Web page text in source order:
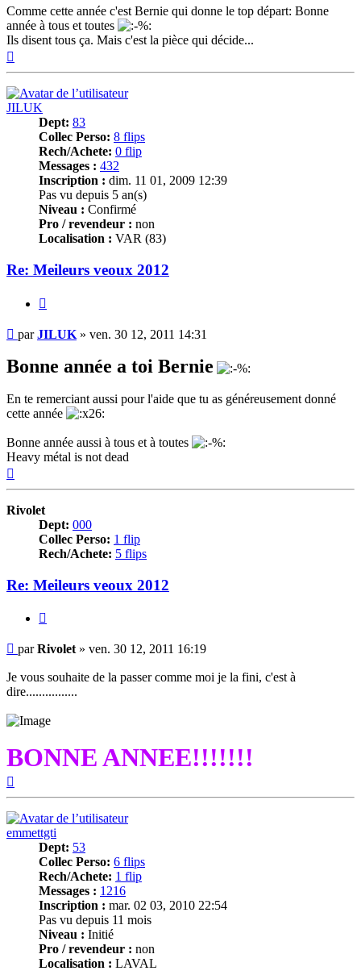
Comme cette année c'est Bernie qui donne le top départ: Bonne
année à tous et toutes
Ils disent tous ça. Mais c'est la pièce qui décide...
JILUK
Dept: 83
Collec Perso: 8 flips
Rech/Achete: 0 flip
Messages : 432
Inscription : dim. 11 01, 2009 12:39
Pas vu depuis 5 an(s)
Niveau : Confirmé
Pro / revendeur : non
Localisation : VAR (83)
Re: Meileurs veoux 2012
Message
parJILUK » ven. 30 12, 2011 14:31
Bonne année a toi Bernie
En te remerciant aussi pour l'aide que tu as généreusement donné
cette année
Bonne année aussi à tous et à toutes
Heavy métal is not dead
Rivolet
Dept: 000
Collec Perso: 1 flip
Rech/Achete: 5 flips
Re: Meileurs veoux 2012
Message
parRivolet » ven. 30 12, 2011 16:19
Je vous souhaite de la passer comme moi je la fini, c'est à
dire................
BONNE ANNEE!!!!!!!
emmettgti
Dept: 53
Collec Perso: 6 flips
Rech/Achete: 1 flip
Messages : 1216
Inscription : mar. 02 03, 2010 22:54
Pas vu depuis 11 mois
Niveau : Initié
Pro / revendeur : non
Localisation : LAVAL